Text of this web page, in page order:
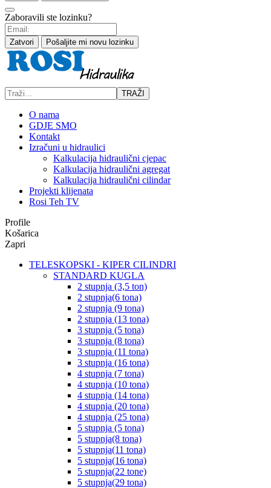
Zaboravili ste lozinku?
Zatvori Pošaljite mi novu lozinku
TRAŽI
O nama
GDJE SMO
Kontakt
Izračuni u hidraulici
Kalkulacija hidraulični cjepac
Kalkulacija hidraulični agregat
Kalkulacija hidraulični cilindar
Projekti klijenata
Rosi Teh TV
Profile
Košarica
Zapri
TELESKOPSKI - KIPER CILINDRI
STANDARD KUGLA
2 stupnja (3,5 ton)
2 stupnja(6 tona)
2 stupnja (9 tona)
2 stupnja (13 tona)
3 stupnja (5 tona)
3 stupnja (8 tona)
3 stupnja (11 tona)
3 stupnja (16 tona)
4 stupnja (7 tona)
4 stupnja (10 tona)
4 stupnja (14 tona)
4 stupnja (20 tona)
4 stupnja (25 tona)
5 stupnja (5 tona)
5 stupnja(8 tona)
5 stupnja(11 tona)
5 stupnja(16 tona)
5 stupnja(22 tone)
5 stupnja(29 tona)